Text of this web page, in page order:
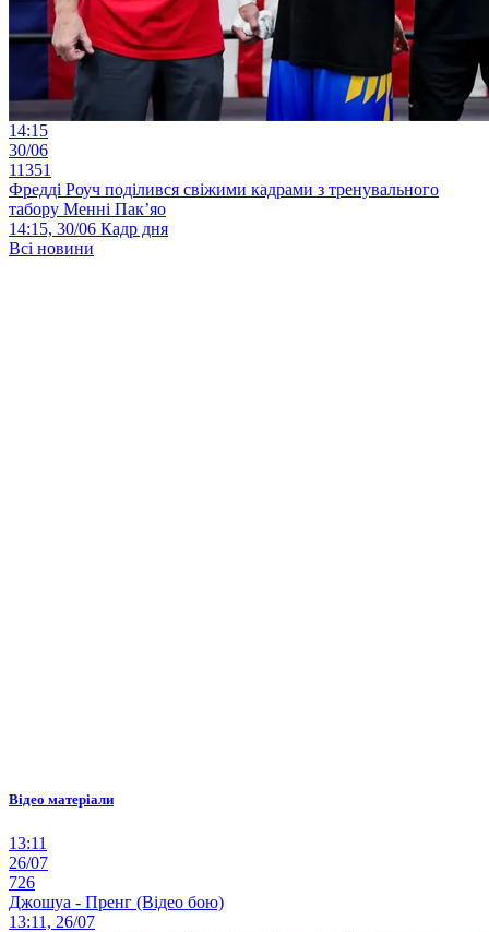
14:15
30/06
11351
Фредді Роуч поділився свіжими кадрами з тренувального
табору Менні Пак’яо
14:15, 30/06 Кадр дня
Всі новини
Відео матеріали
13:11
26/07
726
Джошуа - Пренг (Відео бою)
13:11, 26/07